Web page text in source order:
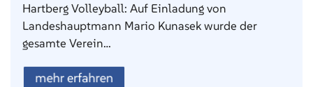
Hartberg Volleyball: Auf Einladung von
Landeshauptmann Mario Kunasek wurde der
gesamte Verein…
mehr erfahren